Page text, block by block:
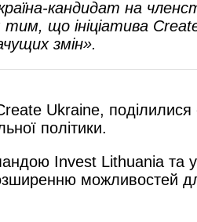
кандидат на
що ініціатива
змін».
Ukraine, поділилися
політики.
Invest Lithuania та
можливостей